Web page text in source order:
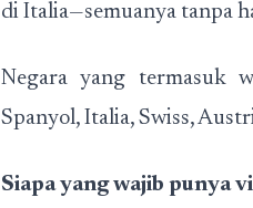
di Italia—semuanya tanpa
Negara yang termasuk
Spanyol, Italia, Swiss,
Siapa yang wajib punya